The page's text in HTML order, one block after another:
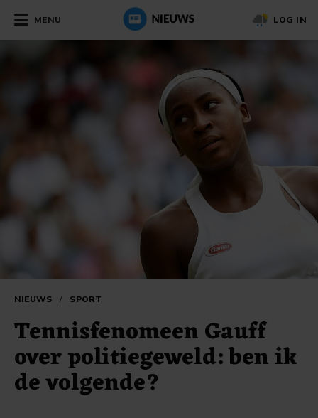
MENU LOG IN
NIEUWS / SPORT
Tennisfenomeen Gauff
over politiegeweld: ben ik
de volgende?